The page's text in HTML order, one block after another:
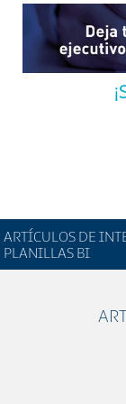
ARTÍCULOS DE
PLANILLAS BI